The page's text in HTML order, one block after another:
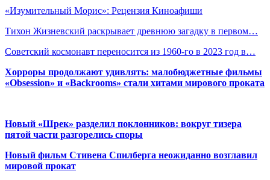
«Изумительный Морис»: Рецензия Киноафиши
Тихон Жизневский раскрывает древнюю загадку в первом…
Советский космонавт переносится из 1960-го в 2023 год в…
Хорроры продолжают удивлять: малобюджетные фильмы
«Obsession» и «Backrooms» стали хитами мирового проката
Новый «Шрек» разделил поклонников: вокруг тизера
пятой части разгорелись споры
Новый фильм Стивена Спилберга неожиданно возглавил
мировой прокат